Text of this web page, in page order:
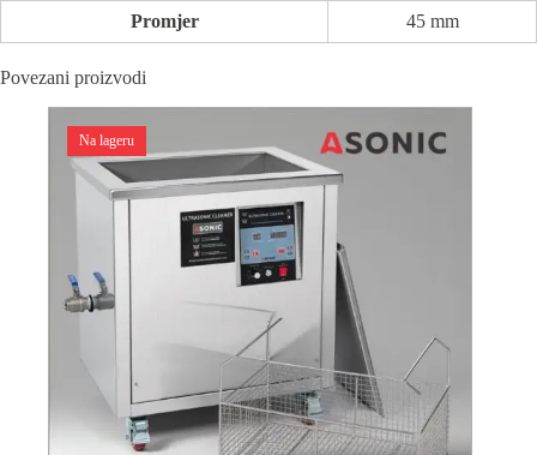
Promjer 45 mm
Povezani proizvodi
Na lageru